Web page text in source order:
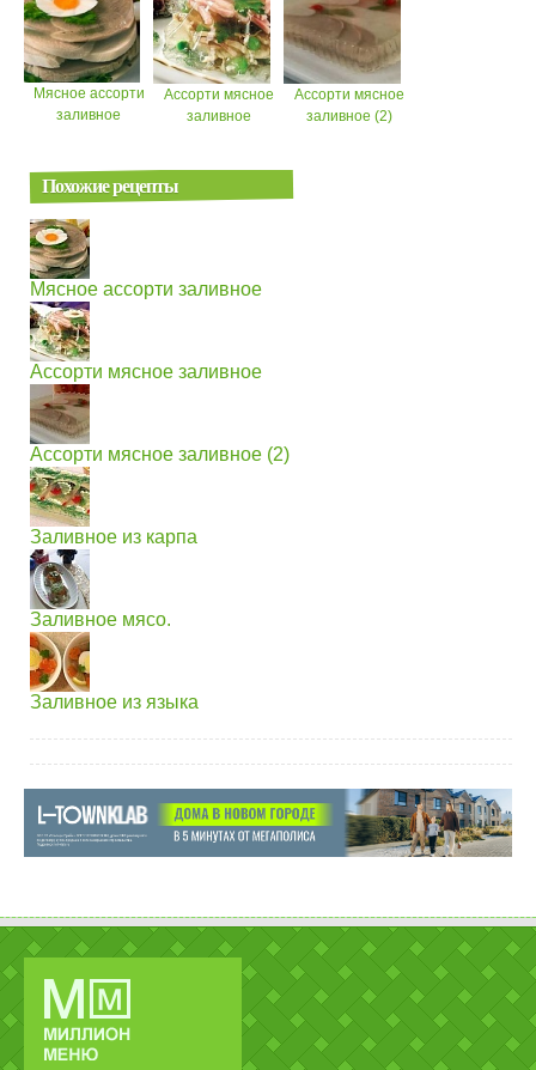
Мясное ассорти
заливное
Ассорти мясное
заливное
Ассорти мясное
заливное (2)
Похожие рецепты
Мясное ассорти заливное
Ассорти мясное заливное
Ассорти мясное заливное (2)
Заливное из карпа
Заливное мясо.
Заливное из языка